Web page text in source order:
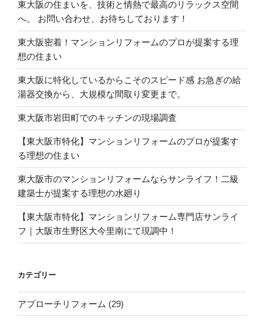
東大阪の住まいを、技術と情熱で最高のリラックス空間
へ。 お問い合わせ、お待ちしております！
東大阪密着！マンションリフォームのプロが提案する理
想の住まい
東大阪に特化しているからこそのスピード感 お急ぎの給
湯器交換から、大規模な間取り変更まで。
東大阪市岩田町でのキッチンの現場調査
【東大阪市特化】マンションリフォームのプロが提案す
る理想の住まい
東大阪市のマンションリフォームならサンライフ！二級
建築士が提案する理想の水廻り
【東大阪市特化】マンションリフォーム専門店サンライ
フ｜大阪市生野区大今里南にて現調中！
カテゴリー
アプローチリフォーム (29)